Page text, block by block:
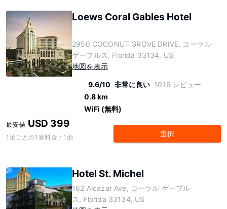
Loews Coral Gables Hotel
2950 COCONUT GROVE DRIVE, コーラル
ゲーブルス, Florida 33134, US
地図を表示
9.6/10 非常に良い 1016 レビュー
0.8 km
WiFi (無料)
最安値 USD 399
1泊ごとの1室料金 / 1泊 選択
Hotel St. Michel
162 Alcazar Ave, コーラル ゲーブル
ス, Florida 33134, US